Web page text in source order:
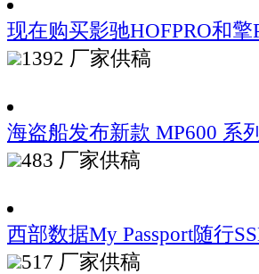
现在购买影驰HOFPRO和
1392 厂家供稿
海盗船发布新款 MP600 系
483 厂家供稿
西部数据My Passport随行
517 厂家供稿